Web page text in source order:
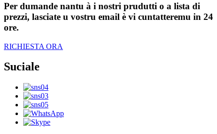
Per dumande nantu à i nostri prudutti o a lista di
prezzi, lasciate u vostru email è vi cuntatteremu in 24
ore.
RICHIESTA ORA
Suciale